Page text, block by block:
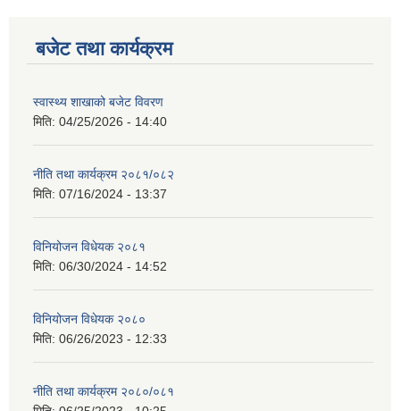
बजेट तथा कार्यक्रम
स्वास्थ्य शाखाको बजेट विवरण
मिति: 04/25/2026 - 14:40
नीति तथा कार्यक्रम २०८१/०८२
मिति: 07/16/2024 - 13:37
विनियोजन विधेयक २०८१
मिति: 06/30/2024 - 14:52
विनियोजन विधेयक २०८०
मिति: 06/26/2023 - 12:33
नीति तथा कार्यक्रम २०८०/०८१